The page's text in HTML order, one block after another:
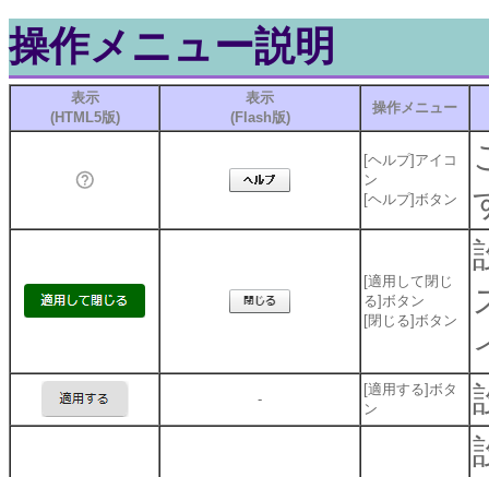
操作メニュー説明
表示
(HTML5版)
表示
(Flash版)
操作メニュー
[ヘルプ]アイコ
ン
[ヘルプ]ボタン
[適用して閉じ
る]ボタン
[閉じる]ボタン
-
[適用する]ボタ
ン